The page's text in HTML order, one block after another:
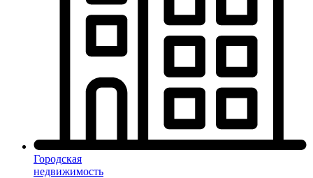
Городская
недвижимость